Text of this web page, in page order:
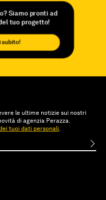
Siamo pronti ad
tuo progetto!
subito!
le ultime notizie sui nostri
di agenzia Perazza.
tuoi dati personali.